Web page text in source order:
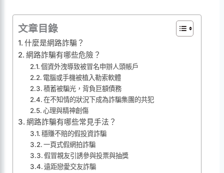
文章目錄
什麼是網路詐騙？
網路詐騙有哪些危險？
個資外洩導致被冒名申辦人頭帳戶
電腦或手機被植入勒索軟體
積蓄被騙光，背負巨額債務
在不知情的狀況下成為詐騙集團的共犯
心理與精神創傷
網路詐騙有哪些常見手法？
穩賺不賠的假投資詐騙
一頁式假網拍詐騙
假冒親友引誘參與投票與抽獎
遠距戀愛交友詐騙